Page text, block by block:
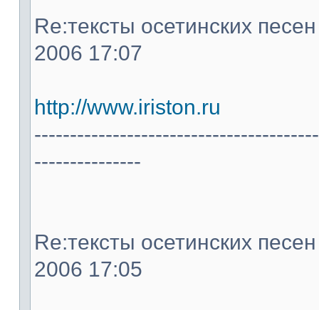
Re:тексты осетинских
2006 17:07
http://www.iriston.ru
---------------
Re:тексты осетинских
2006 17:05